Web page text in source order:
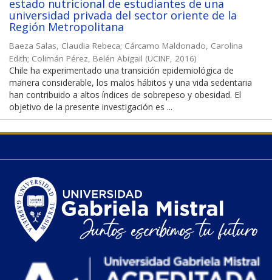
estado nutricional de estudiantes de una
universidad privada del sector oriente de la
Región Metropolitana
Baeza Salas, Claudia Rebeca; Cárcamo Maldonado, Carolina
Edith; Colimán Pérez, Belén Abigail (UCINF, 2016)
Chile ha experimentado una transición epidemiológica de
manera considerable, los malos hábitos y una vida sedentaria
han contribuido a altos índices de sobrepeso y obesidad. El
objetivo de la presente investigación es ...